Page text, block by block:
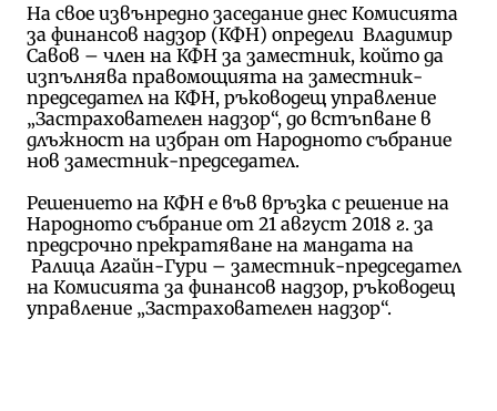
На свое извънредно заседание днес Комисията
за финансов надзор (КФН) определи Владимир
Савов – член на КФН за заместник, който да
изпълнява правомощията на заместник-
председател на КФН, ръководещ управление
„Застрахователен надзор“, до встъпване в
длъжност на избран от Народното събрание
нов заместник-председател.
Решението на КФН е във връзка с решение на
Народното събрание от 21 август 2018 г. за
предсрочно прекратяване на мандата на
Ралица Агайн-Гури – заместник-председател
на Комисията за финансов надзор, ръководещ
управление „Застрахователен надзор“.